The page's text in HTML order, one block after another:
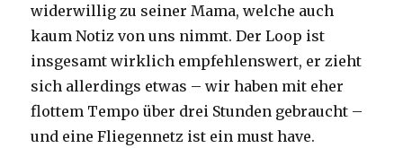
widerwillig zu seiner Mama, welche auch
kaum Notiz von uns nimmt. Der Loop ist
insgesamt wirklich empfehlenswert, er zieht
sich allerdings etwas – wir haben mit eher
flottem Tempo über drei Stunden gebraucht –
und eine Fliegennetz ist ein must have.